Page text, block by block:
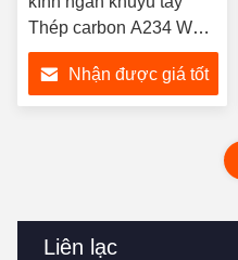
Liên lạc
Thép carbon A234 WPB
SCH20 SCH40 Xét bán
kính ngắn 90 độ khuỷu
tay
Nhận được giá tốt